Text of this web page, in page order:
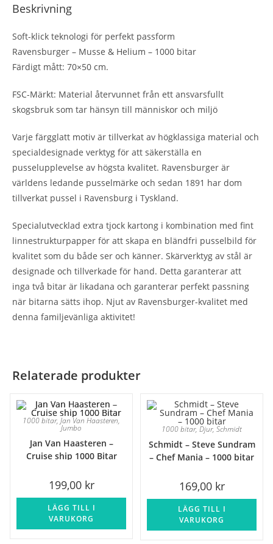
Beskrivning
Soft-klick teknologi för perfekt passform
Ravensburger – Musse & Helium – 1000 bitar
Färdigt mått: 70×50 cm.
FSC-Märkt: Material återvunnet från ett ansvarsfullt
skogsbruk som tar hänsyn till människor och miljö
Varje färgglatt motiv är tillverkat av högklassiga material och
specialdesignade verktyg för att säkerställa en
pusselupplevelse av högsta kvalitet. Ravensburger är
världens ledande pusselmärke och sedan 1891 har dom
tillverkat pussel i Ravensburg i Tyskland.
Specialutvecklad extra tjock kartong i kombination med fint
linnestrukturpapper för att skapa en bländfri pusselbild för
kvalitet som du både ser och känner. Skärverktyg av stål är
designade och tillverkade för hand. Detta garanterar att
inga två bitar är likadana och garanterar perfekt passning
när bitarna sätts ihop. Njut av Ravensburger-kvalitet med
denna familjevänliga aktivitet!
Relaterade produkter
1000 bitar, Jan Van Haasteren,
Jumbo
Jan Van Haasteren –
Cruise ship 1000 Bitar
199,00 kr
LÄGG TILL I
VARUKORG
1000 bitar, Djur, Schmidt
Schmidt – Steve Sundram
– Chef Mania – 1000 bitar
169,00 kr
LÄGG TILL I
VARUKORG